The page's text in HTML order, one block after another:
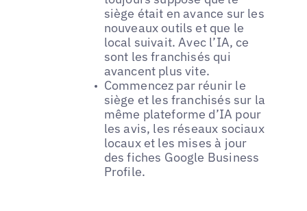
siège était en avance sur les
nouveaux outils et que le
local suivait. Avec l’IA, ce
sont les franchisés qui
avancent plus vite.
Commencez par réunir le
siège et les franchisés sur la
même plateforme d’IA pour
les avis, les réseaux sociaux
locaux et les mises à jour
des fiches Google Business
Profile.